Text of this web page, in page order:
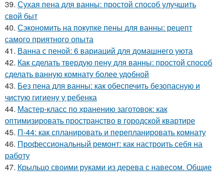
39. Сухая пена для ванны: простой способ улучшить
свой быт
40. Сэкономить на покупке пены для ванны: рецепт
самого приятного опыта
41. Ванна с пеной: 6 вариаций для домашнего уюта
42. Как сделать твердую пену для ванны: простой способ
сделать ванную комнату более удобной
43. Без пена для ванны: как обеспечить безопасную и
чистую гигиену у ребенка
44. Мастер-класс по хранению заготовок: как
оптимизировать пространство в городской квартире
45. П-44: как спланировать и перепланировать комнату
46. Профессиональный ремонт: как настроить себя на
работу
47. Крыльцо своими руками из дерева с навесом. Общие